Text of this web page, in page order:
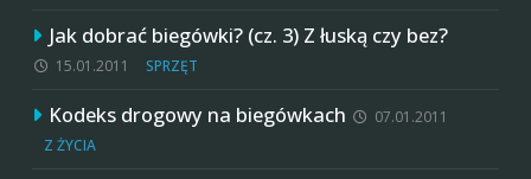
Jak dobrać biegówki? (cz. 3) Z łuską czy bez?
15.01.2011 SPRZĘT
Kodeks drogowy na biegówkach
07.01.2011
Z ŻYCIA